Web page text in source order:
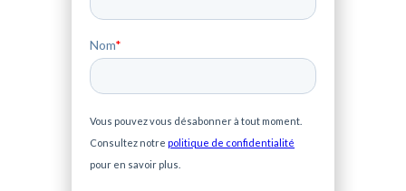
Nom*
Vous pouvez vous désabonner à tout moment.
Consultez notre politique de confidentialité
pour en savoir plus.